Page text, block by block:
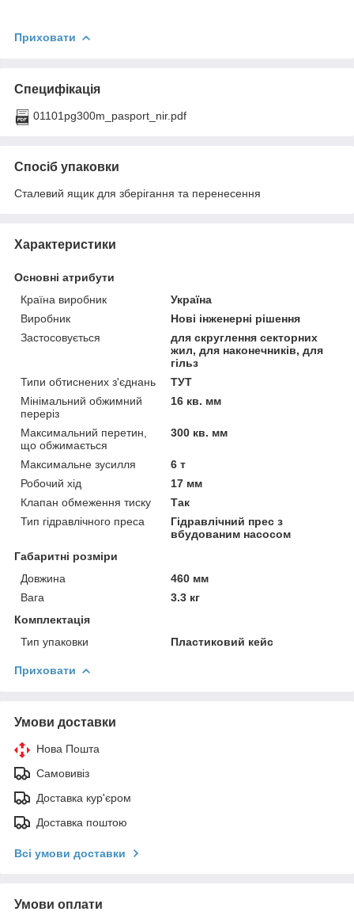
Приховати
Специфікація
01101pg300m_pasport_nir.pdf
Спосіб упаковки
Сталевий ящик для зберігання та перенесення
Характеристики
Основні атрибути
Країна виробник
Україна
Виробник
Нові інженерні рішення
Застосовується
для скруглення секторних
жил, для наконечників, для
гільз
Типи обтиснених з'єднань
ТУТ
Мінімальний обжимний
переріз
16 кв. мм
Максимальний перетин,
що обжимається
300 кв. мм
Максимальне зусилля
6 т
Робочий хід
17 мм
Клапан обмеження тиску
Так
Тип гідравлічного преса
Гідравлічний прес з
вбудованим насосом
Габаритні розміри
Довжина
460 мм
Вага
3.3 кг
Комплектація
Тип упаковки
Пластиковий кейс
Приховати
Умови доставки
Нова Пошта
Самовивіз
Доставка кур'єром
Доставка поштою
Всі умови доставки
Умови оплати